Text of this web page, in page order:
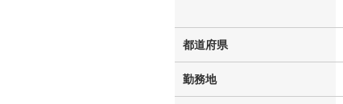
都道府県
勤務地